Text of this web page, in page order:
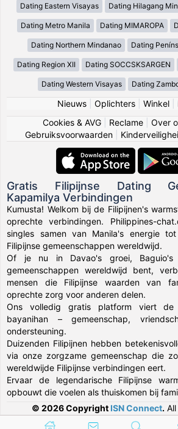
Dating Eastern Visayas Dating Hilagang
Dating Metro Manila Dating MIMAROPA
Dating Northern Mindanao Dating
Dating Region XII Dating SOCCSKSARGEN
Dating Western Visayas Dating
Nieuws| Oplichters| Winkel|
Cookies & AVG
Reclame Over
Gebruiksvoorwaarden
Gratis Filipijnse Dating
Kapamilya Verbindingen
Kumusta! Welkom bij de Filipijnen's
oprechte verbindingen. Philippines-
singles samen van Manila's energie
Filipijnse gemeenschappen wereldwijd.
Of je nu in Davao's groei, Baguio's
gemeenschappen wereldwijd bent,
mensen die Filipijnse waarden van
oprechte zorg voor anderen delen.
Ons volledig gratis platform viert de
bayanihan – gemeenschap,
ondersteuning.
Duizenden Filipijnen hebben
via onze zorgzame gemeenschap die
wereldwijde Filipijnse verbindingen eert.
Ervaar de legendarische Filipijnse
opbouwt die voelen als thuiskomen bij
© 2026 Copyright ISN Connect.